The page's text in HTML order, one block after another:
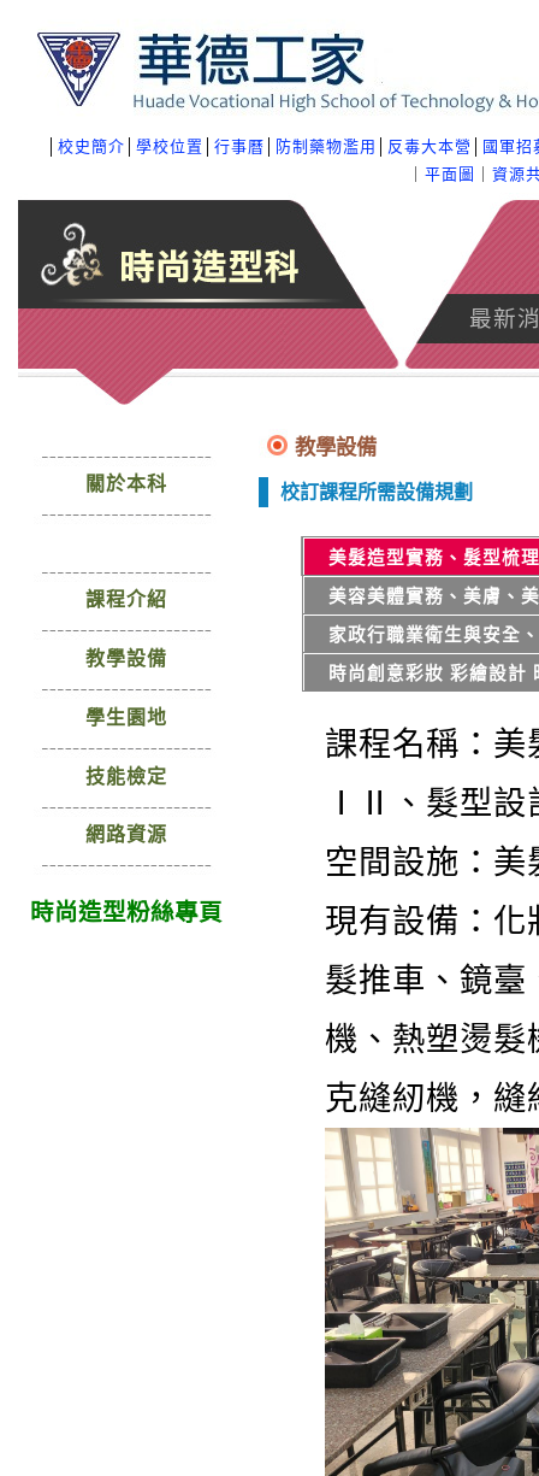
校史簡介 學校位置 行事曆 防制藥物濫用 反毒大本營
國軍招
平面圖 資源
最新
關於本科
課程介紹
教學設備
學生園地
技能檢定
網路資源
時尚造型粉絲專頁
教學設備
校訂課程所需設備規劃
美髮造型實務、髮型梳
美容美體實務、美膚、
家政行職業衛生與安全
時尚創意彩妝 彩繪設計
課程名稱：
ⅠⅡ、髮型
空間設施：美
現有設備：
髮推車、鏡
機、熱塑燙髮
克縫紉機，縫